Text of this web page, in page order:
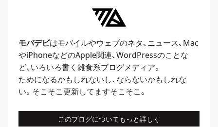
モバデビはモバイルやウェブのネタ、 ニュース、 Mac
やiPhoneなどのApple関連、WordPressのことな
ど、いろいろ書く雑食系ブログメディア。
ためになるかもしれないし、ならないかもしれな
い。そこそこ更新してますそこそこ。
このブログについてもっと詳しく